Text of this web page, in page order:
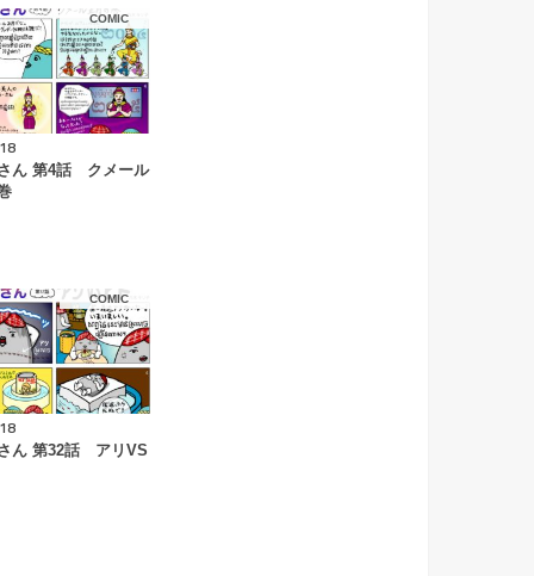
COMIC
ん 第4話 クメール
COMIC
ん 第32話 アリVS